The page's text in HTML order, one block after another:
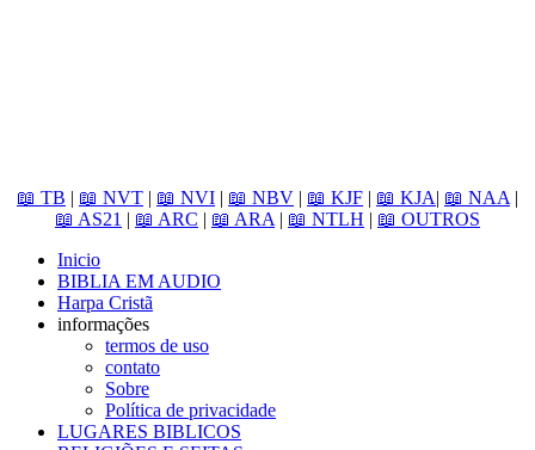
📖 TB | 📖 NVT | 📖 NVI | 📖 NBV | 📖 KJF | 📖 KJA| 📖 NAA |
📖 AS21 | 📖 ARC | 📖 ARA | 📖 NTLH | 📖 OUTROS
Inicio
BIBLIA EM AUDIO
Harpa Cristã
informações
termos de uso
contato
Sobre
Política de privacidade
LUGARES BIBLICOS